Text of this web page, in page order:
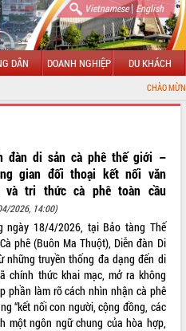
Vietnamese| English
DÂN DOANH NGHIỆP DU KHÁCH
CHÀO MỪNG ĐẾN VỚI CỔNG
đàn di sản cà phê thế giới –
gian đối thoại kết nối văn
và tri thức cà phê toàn cầu
2026, 14:00)
ngày 18/4/2026, tại Bảo tàng Thế
phê (Buôn Ma Thuột), Diễn đàn Di
những truyền thống đa dạng đến di
chính thức khai mạc, mở ra không
phần làm rõ cách nhìn nhận cà phê
“kết nối con người, cộng đồng, các
một ngôn ngữ chung của hòa hợp,